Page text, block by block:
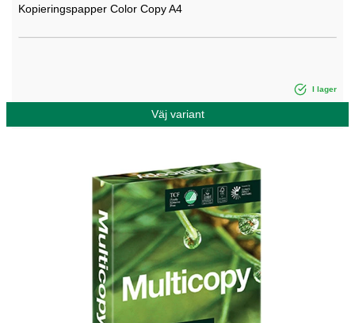
Kopieringspapper Color Copy A4
I lager
Väj variant